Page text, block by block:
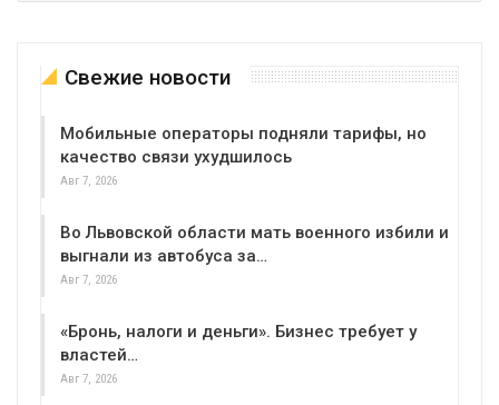
Свежие новости
Мобильные операторы подняли тарифы, но
качество связи ухудшилось
Авг 7, 2026
Во Львовской области мать военного избили и
выгнали из автобуса за…
Авг 7, 2026
«Бронь, налоги и деньги». Бизнес требует у
властей…
Авг 7, 2026